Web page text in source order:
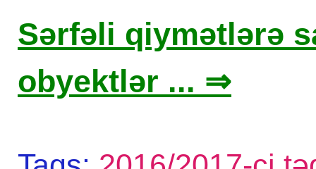
Sərfəli qiymətlərə
obyektlər ... ⇒